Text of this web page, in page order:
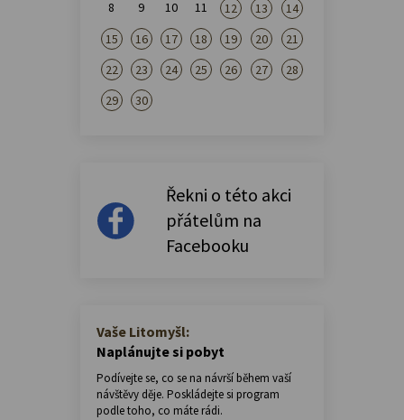
8 9 10 11 12 13
14
15
16 17 18 19 20
21
22
23 24 25 26 27
28
29
30
Řekni o této akci
přátelům na
Facebooku
Vaše Litomyšl:
Naplánujte si pobyt
Podívejte se, co se na návrší během vaší
návštěvy děje. Poskládejte si program
podle toho, co máte rádi.